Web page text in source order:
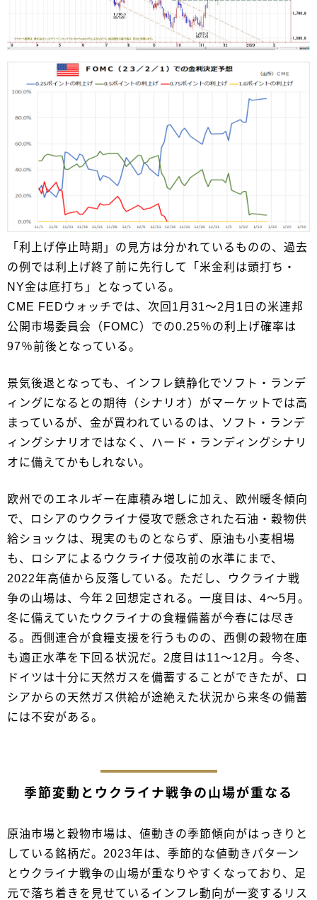
「利上げ停止時期」の見方は分かれているものの、過去
の例では利上げ終了前に先行して「米金利は頭打ち・
NY金は底打ち」となっている。
CME FEDウォッチでは、次回1月31～2月1日の米連邦
公開市場委員会（FOMC）での0.25％の利上げ確率は
97％前後となっている。
景気後退となっても、インフレ鎮静化でソフト・ランデ
ィングになるとの期待（シナリオ）がマーケットでは高
まっているが、金が買われているのは、ソフト・ランデ
ィングシナリオではなく、ハード・ランディングシナリ
オに備えてかもしれない。
欧州でのエネルギー在庫積み増しに加え、欧州暖冬傾向
で、ロシアのウクライナ侵攻で懸念された石油・穀物供
給ショックは、現実のものとならず、原油も小麦相場
も、ロシアによるウクライナ侵攻前の水準にまで、
2022年高値から反落している。ただし、ウクライナ戦
争の山場は、今年２回想定される。一度目は、4～5月。
冬に備えていたウクライナの食糧備蓄が今春には尽き
る。西側連合が食糧支援を行うものの、西側の穀物在庫
も適正水準を下回る状況だ。2度目は11～12月。今冬、
ドイツは十分に天然ガスを備蓄することができたが、ロ
シアからの天然ガス供給が途絶えた状況から来冬の備蓄
には不安がある。
季節変動とウクライナ戦争の山場が重なる
原油市場と穀物市場は、値動きの季節傾向がはっきりと
している銘柄だ。2023年は、季節的な値動きパターン
とウクライナ戦争の山場が重なりやすくなっており、足
元で落ち着きを見せているインフレ動向が一変するリス